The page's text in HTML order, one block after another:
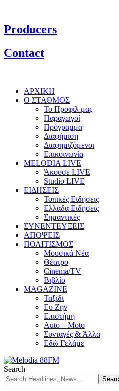
Producers
Contact
ΑΡΧΙΚΗ
Ο ΣΤΑΘΜΟΣ
Το Προφίλ μας
Παραγωγοί
Πρόγραμμα
Διαφήμιση
Διαφημιζόμενοι
Επικοινωνία
MELODIA LIVE
Άκουσε LIVE
Studio LIVE
ΕΙΔΗΣΕΙΣ
Τοπικές Ειδήσεις
Ελλάδα Ειδήσεις
Σημαντικές
ΣΥΝΕΝΤΕΥΞΕΙΣ
ΑΠΟΨΕΙΣ
ΠΟΛΙΤΙΣΜΟΣ
Μουσικά Νέα
Θέατρο
Cinema/TV
Βιβλίο
MAGAZINE
Ταξίδι
Ευ Ζην
Επιστήμη
Auto – Moto
Συνταγές & Άλλα
Εδώ Γελάμε
Search